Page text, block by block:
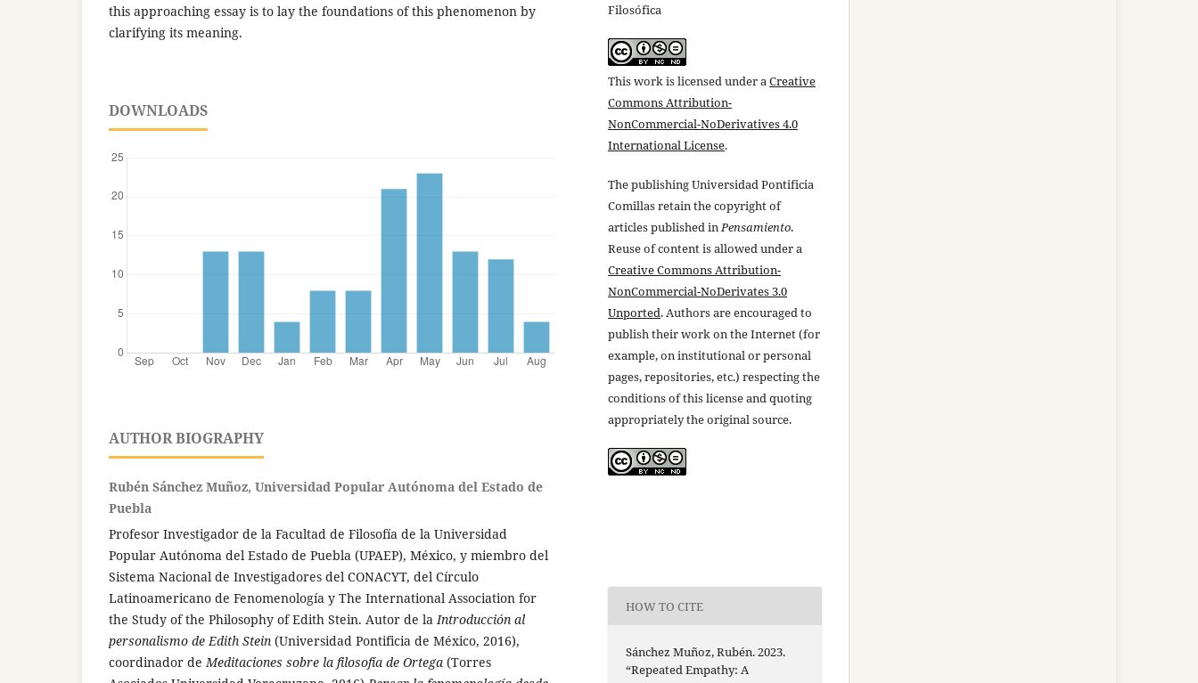
this approaching essay is to lay the foundations of this phenomenon by
clarifying its meaning.
DOWNLOADS
AUTHOR BIOGRAPHY
Rubén Sánchez Muñoz, Universidad Popular Autónoma del Estado de
Puebla
Profesor Investigador de la Facultad de Filosofía de la Universidad
Popular Autónoma del Estado de Puebla (UPAEP), México, y miembro del
Sistema Nacional de Investigadores del CONACYT, del Círculo
Latinoamericano de Fenomenología y The International Association for
the Study of the Philosophy of Edith Stein. Autor de laIntroducción al
personalismo de Edith Stein (Universidad Pontificia de México, 2016),
coordinador deMeditaciones sobre la filosofía de Ortega (Torres
Filosófica
This work is licensed under aCreative
Commons Attribution-
NonCommercial-NoDerivatives 4.0
International License.
The publishing Universidad Pontificia
Comillas retain the copyright of
articles published inPensamiento.
Reuse of content is allowed under a
Creative Commons Attribution-
NonCommercial-NoDerivates 3.0
Unported. Authors are encouraged to
publish their work on the Internet (for
example, on institutional or personal
pages, repositories, etc.) respecting the
conditions of this license and quoting
appropriately the original source.
HOW TO CITE
Sánchez Muñoz, Rubén. 2023.
“Repeated Empathy: A